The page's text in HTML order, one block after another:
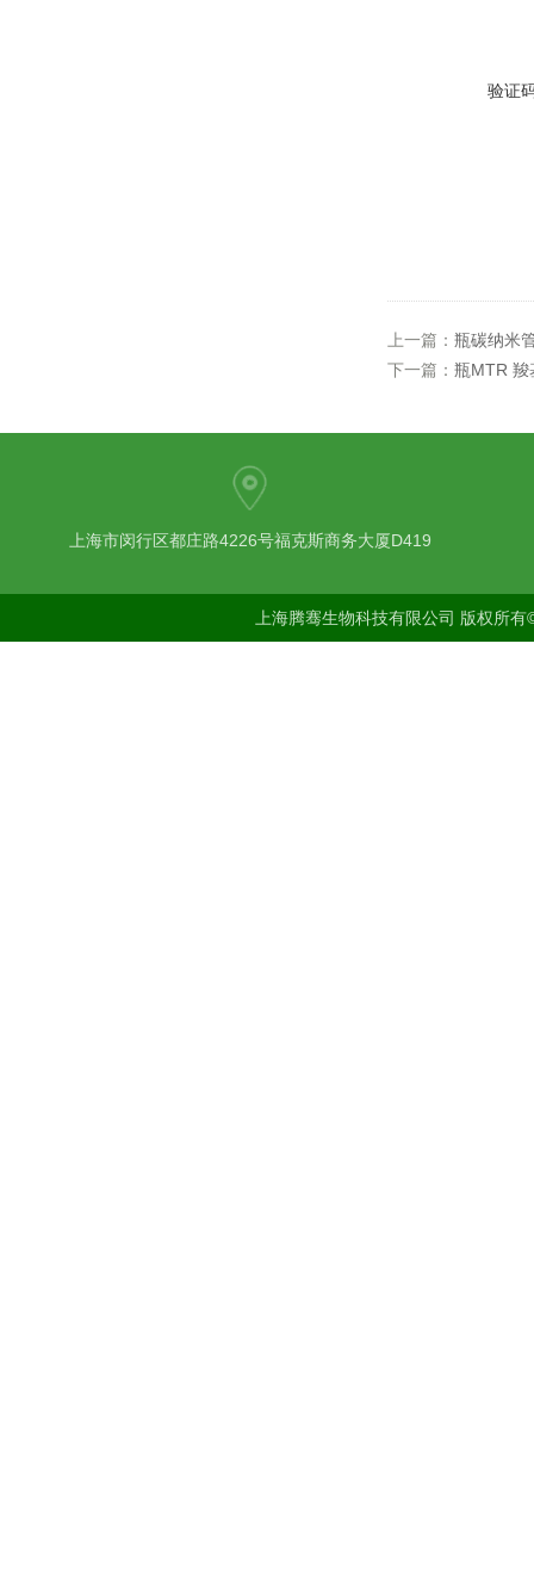
验证
上一篇： 瓶碳纳米
下一篇： 瓶MTR 羧
上海市闵行区都庄路4226号福克斯商务大厦D419
上海腾骞生物科技有限公司 版权所